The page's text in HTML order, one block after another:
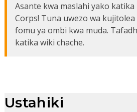
Asante kwa maslahi yako katika
Corps! Tuna uwezo wa
fomu ya ombi kwa muda.
katika wiki chache.
Ustahiki